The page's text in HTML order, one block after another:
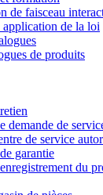
de faisceau
de la loi
de produits
demande de
de service
garantie
du